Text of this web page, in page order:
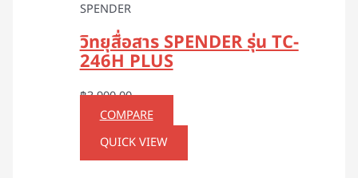
SPENDER
วิทยุสื่อสาร SPENDER รุ่น TC-
246H PLUS
฿3,900.00
COMPARE
QUICK VIEW